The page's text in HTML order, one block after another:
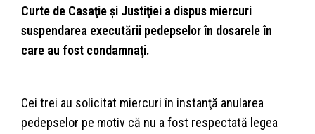
Curte de Casaţie şi Justiţiei a dispus miercuri
suspendarea executării pedepselor în dosarele în
care au fost condamnaţi.
Cei trei au solicitat miercuri în instanţă anularea
pedepselor pe motiv că nu a fost respectată legea